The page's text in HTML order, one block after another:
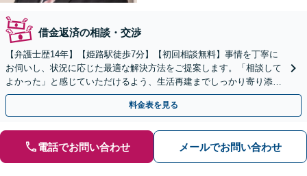
借金返済の相談・交渉
【弁護士歴14年】【姫路駅徒歩7分】【初回相談無料】事情を丁寧に
お伺いし、状況に応じた最適な解決方法をご提案します。「相談して
よかった」と感じていただけるよう、生活再建までしっかり寄り添い
サポート。
料金表を見る
電話でお問い合わせ メールでお問い合わせ